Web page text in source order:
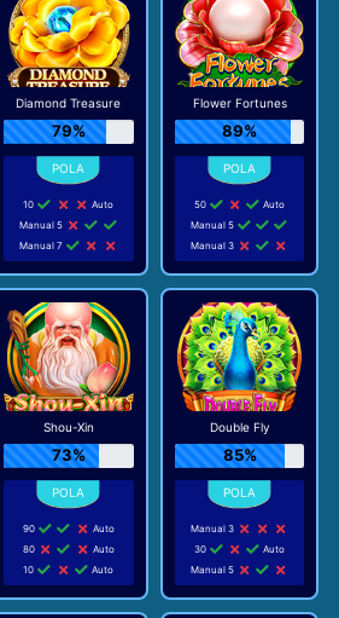
Diamond Treasure
79%
10
Auto
Manual 5
Manual 7
Flower Fortunes
89%
50
Auto
Manual 5
Manual 3
Shou-Xin
73%
90
Auto
80
Auto
10
Auto
Double Fly
85%
Manual 3
30
Auto
Manual 5